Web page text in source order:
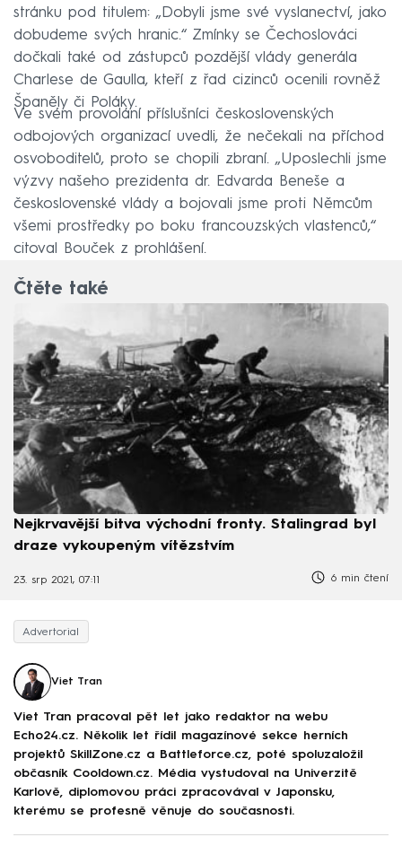
stránku pod titulem: „Dobyli jsme své vyslanectví, jako
dobudeme svých hranic.“ Zmínky se Čechoslováci
dočkali také od zástupců pozdější vlády generála
Charlese de Gaulla, kteří z řad cizinců ocenili rovněž
Španěly či Poláky.
Ve svém provolání příslušníci československých
odbojových organizací uvedli, že nečekali na příchod
osvoboditelů, proto se chopili zbraní. „Uposlechli jsme
výzvy našeho prezidenta dr. Edvarda Beneše a
československé vlády a bojovali jsme proti Němcům
všemi prostředky po boku francouzských vlastenců,“
citoval Bouček z prohlášení.
Čtěte také
Nejkrvavější bitva východní fronty. Stalingrad byl
draze vykoupeným vítězstvím
23. srp 2021, 07:11 6 min čtení
Advertorial
Viet Tran
Viet Tran pracoval pět let jako redaktor na webu
Echo24.cz. Několik let řídil magazínové sekce herních
projektů SkillZone.cz a Battleforce.cz, poté spoluzaložil
občasník Cooldown.cz. Média vystudoval na Univerzitě
Karlově, diplomovou práci zpracovával v Japonsku,
kterému se profesně věnuje do současnosti.